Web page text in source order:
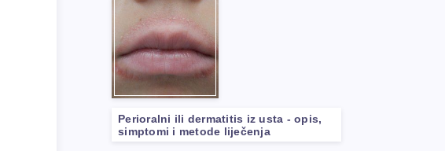
Perioralni ili dermatitis iz usta - opis,
simptomi i metode liječenja